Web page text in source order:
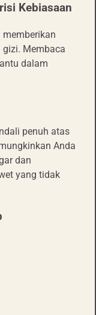
Kebiasaan
Membaca
dalam
penuh atas
Anda
dan
yang tidak